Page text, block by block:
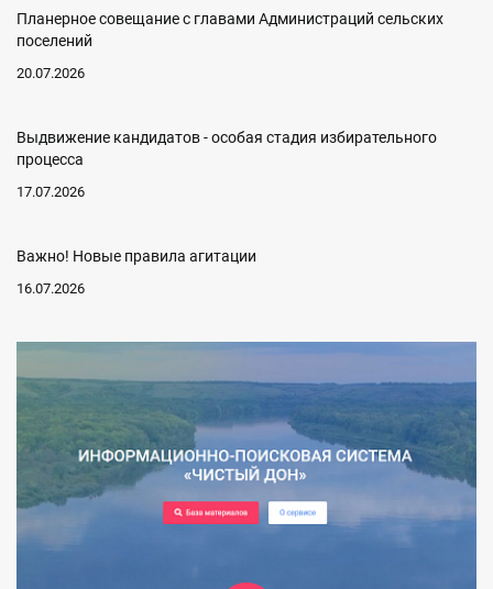
Планерное совещание с главами Администраций сельских
поселений
20.07.2026
Выдвижение кандидатов - особая стадия избирательного
процесса
17.07.2026
Важно! Новые правила агитации
16.07.2026